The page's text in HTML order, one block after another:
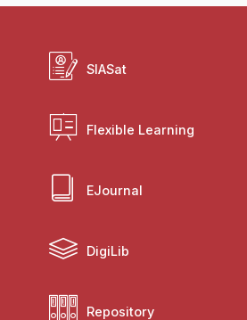
SIASat
Flexible Learning
EJournal
DigiLib
Repository